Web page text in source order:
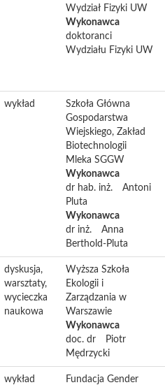
Wydział Fizyki UW
Wykonawca
doktoranci
Wydziału Fizyki UW
wykład
Szkoła Główna
Gospodarstwa
Wiejskiego, Zakład
Biotechnologii
Mleka SGGW
Wykonawca
dr hab. inż.
Antoni
Pluta
Wykonawca
dr inż.
Anna
Berthold-Pluta
dyskusja,
warsztaty,
wycieczka
naukowa
Wyższa Szkoła
Ekologii i
Zarządzania w
Warszawie
Wykonawca
doc. dr
Piotr
Mędrzycki
wykład
Fundacja Gender